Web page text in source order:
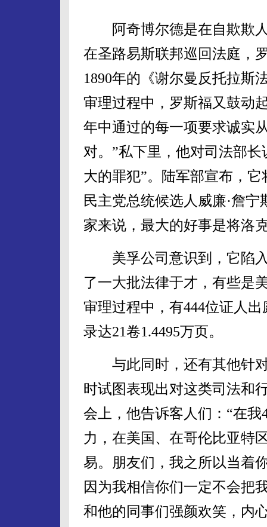
阿奇博尔德是在自欺欺人
在圣路易斯联邦巡回法庭，
1890年的《谢尔曼反托拉斯
审理过程中，罗斯福又鼓动
年中通过的每一项要求诚实
对。”私下里，他对司法部
大的罪犯”。陆军部宣布，
民主党总统候选人威廉·詹
家来说，最大的好事是将洛
美孚公司意识到，它陷入
了一大批法律于才，有些是
审理过程中，有444位证人
录达21卷1.4495万页。
与此同时，还有其他针对
时试图表现出对这类司法和
会上，他告诉客人们：“在
力，在美国、在哥伦比亚特
易。朋友们，我之所以当着
因为我相信你们一定不会把
和他的同事们强颜欢笑，内